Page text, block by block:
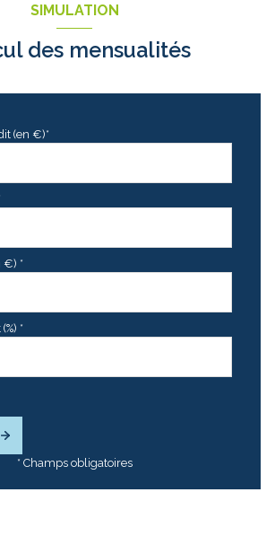
SIMULATION
des mensualités
(en €)*
€) *
*
* Champs obligatoires